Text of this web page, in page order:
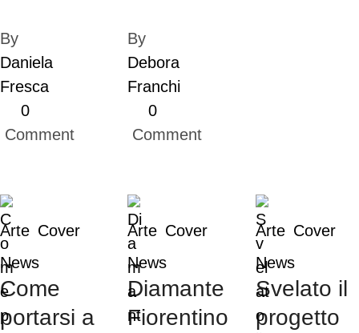
By
Daniela
Fresca
0
Comment
By
Debora
Franchi
0
Comment
Arte Cover
News
Come
portarsi a
Arte Cover
News
Diamante
Fiorentino
Arte Cover
News
Svelato il
progetto